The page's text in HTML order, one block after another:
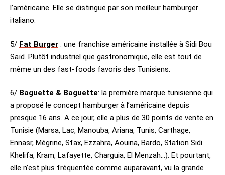
l’américaine. Elle se distingue par son meilleur hamburger
italiano.
5/ Fat Burger : une franchise américaine installée à Sidi Bou
Saïd. Plutôt industriel que gastronomique, elle est tout de
même un des fast-foods favoris des Tunisiens.
6/ Baguette & Baguette: la première marque tunisienne qui
a proposé le concept hamburger à l’américaine depuis
presque 16 ans. A ce jour, elle a plus de 30 points de vente en
Tunisie (Marsa, Lac, Manouba, Ariana, Tunis, Carthage,
Ennasr, Mégrine, Sfax, Ezzahra, Aouina, Bardo, Station Sidi
Khelifa, Kram, Lafayette, Charguia, El Menzah…). Et pourtant,
elle n’est plus fréquentée comme auparavant, vu la grande